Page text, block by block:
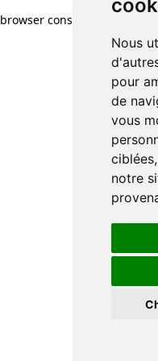
Nous
pour
de
vous
notre
browser console for more